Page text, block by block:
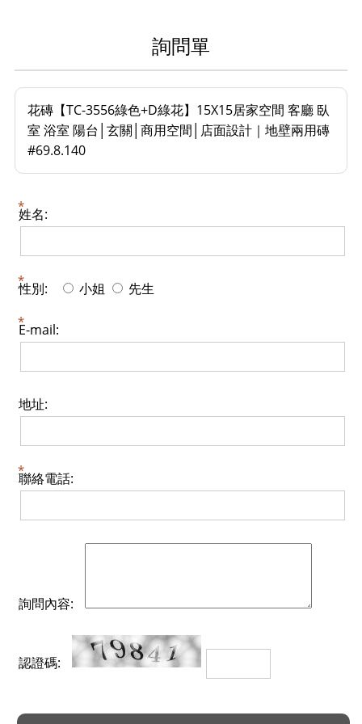
詢問單
花磚【TC-3556綠色+D綠花】15X15居家空間 客廳 臥
室 浴室 陽台│玄關│商用空間│店面設計｜地壁兩用磚
#69.8.140
姓名:
性別: 小姐 先生
E-mail:
地址:
聯絡電話:
詢問內容:
認證碼: